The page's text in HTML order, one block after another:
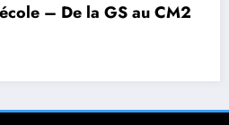
– De la GS au CM2